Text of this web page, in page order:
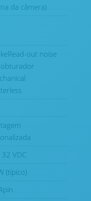
da câmera)
out noise
32 VDC
(típico)